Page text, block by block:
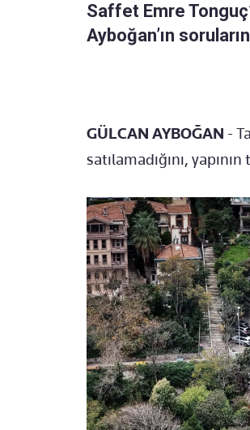
Saffet Emre
Ayboğan’ın
GÜLCAN AYBOĞAN -
satılamadığını,